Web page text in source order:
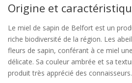
Origine et
Le miel de sapin de Belfort est un
riche biodiversité de la région. Les
fleurs de sapin, conférant à ce miel
délicate. Sa couleur ambrée et sa
produit très apprécié des connaisseurs.